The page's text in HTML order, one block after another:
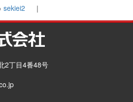
sekiei2 ｜
2丁目4番48号